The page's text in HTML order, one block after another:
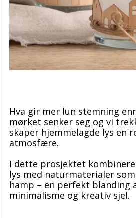
Hva gir mer lun stemning
mørket senker seg og vi
skaper hjemmelagde lys en
atmosfære.
I dette prosjektet
lys med naturmaterialer
hamp – en perfekt blanding
minimalisme og kreativ sjel.